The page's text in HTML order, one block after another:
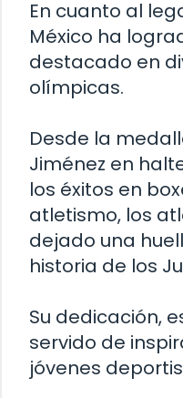
En cuanto al
México ha
destacado en
olímpicas.
Desde la
Jiménez en
los éxitos en
atletismo, los
dejado una
historia de los
Su dedicación,
servido de
jóvenes